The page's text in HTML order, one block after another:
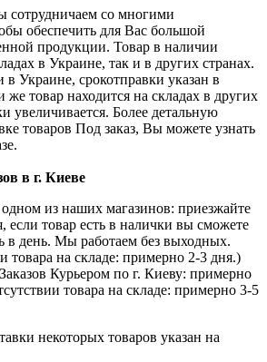
сотрудничаем со многими
обеспечить для Вас большой
продукции. Товар в наличии
в Украине, так и в других странах.
Украине, срокотправки указан в
же товар находится на складах в других
увеличивается. Более детальную
товаров Под заказ, Вы можете узнать
в г. Киеве
одном из наших магазинов: приезжайте
если товар есть в налички вы сможете
в день. Мы работаем без выходных.
товара на складе: примерно 2-3 дня.)
Курьером по г. Киеву: примерно
товара на складе: примерно 3-5
некоторых товаров указан на